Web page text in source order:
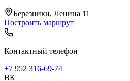
Березники, Ленина 11
Построить маршрут
Контактный телефон
+7 952 316-69-74
ВК